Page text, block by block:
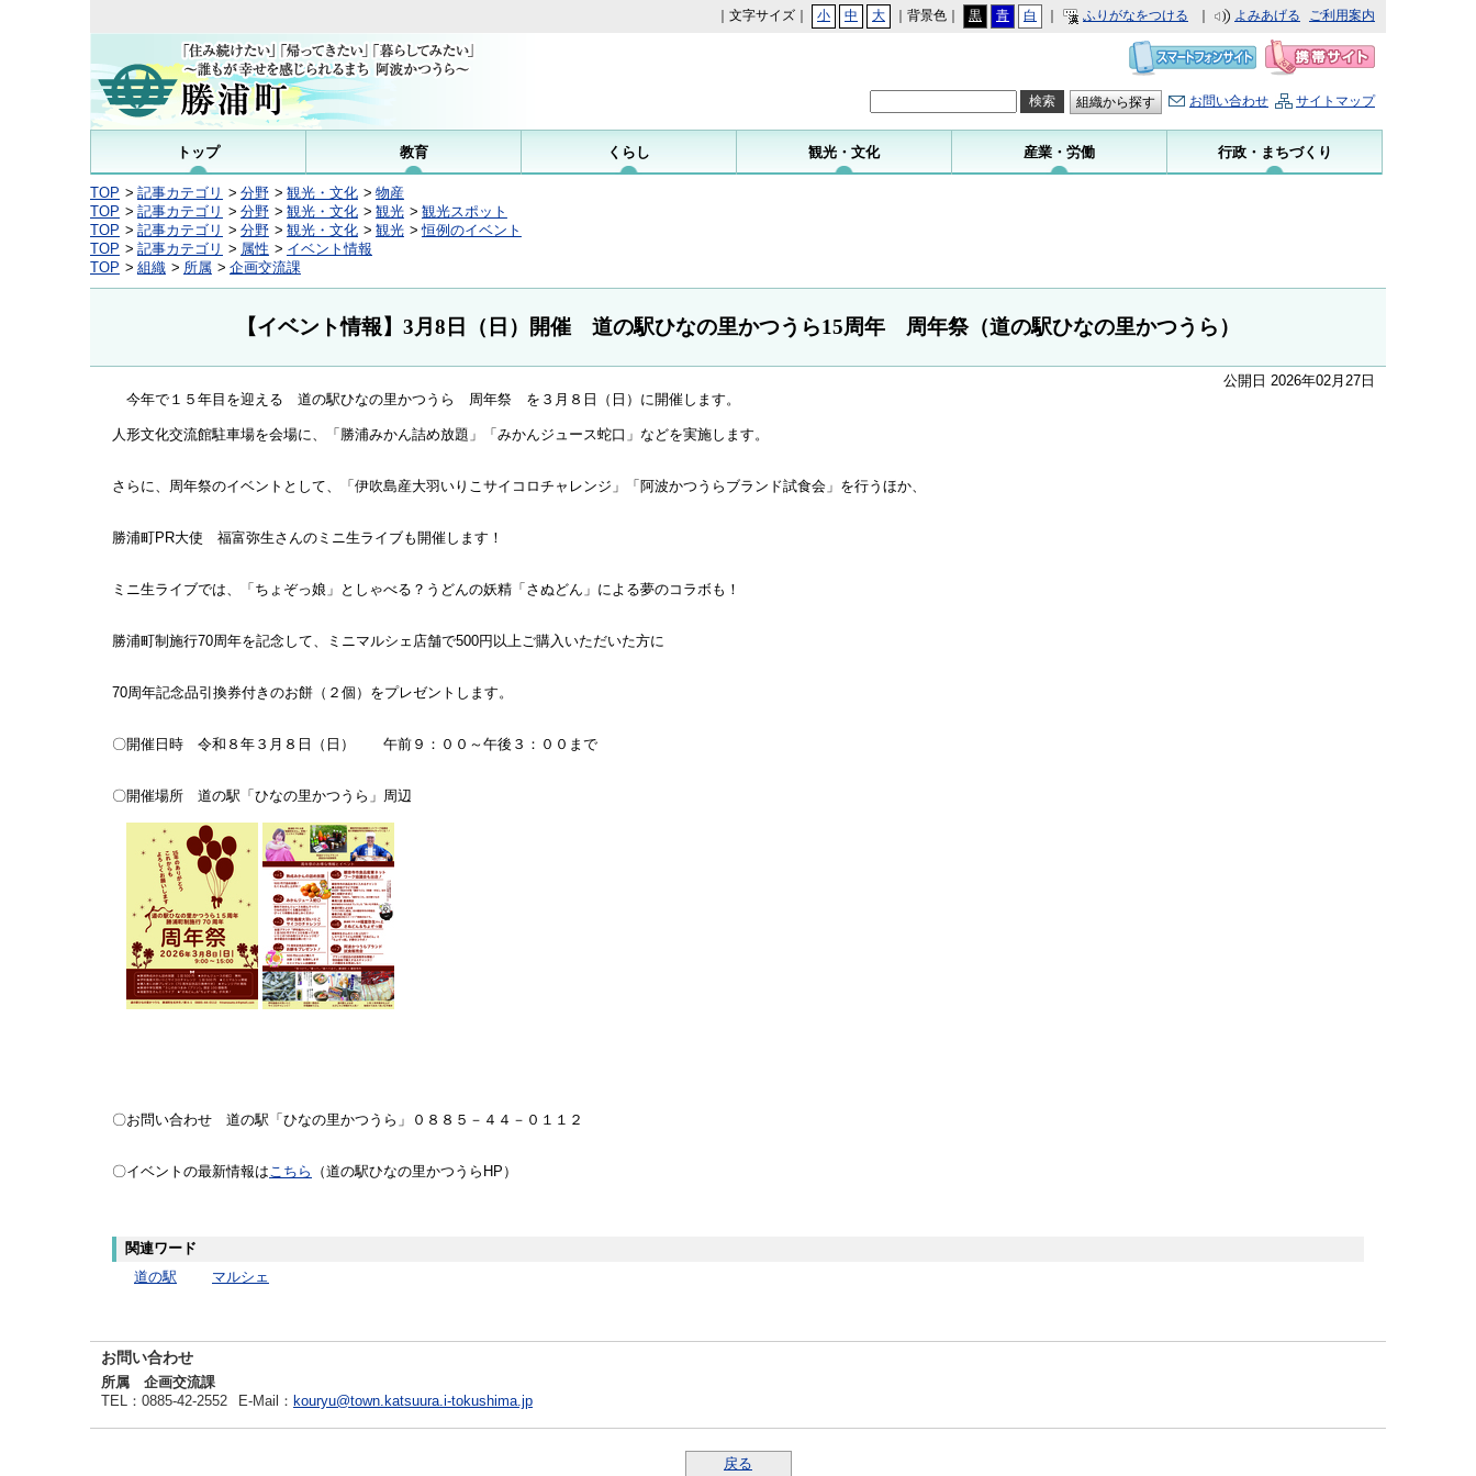
｜文字サイズ｜ 小 中 大 ｜背景色｜ 黒 青 白 ふりがなをつける よみあげる ご利用案内
組織から探す お問い合わせ サイトマップ
トップ 教育 くらし 観光・文化 産業・労働 行政・まちづくり
TOP 記事カテゴリ 分野 観光・文化
物産
TOP
記事カテゴリ 分野 観光・文化 観光
観光スポット
TOP
記事カテゴリ 分野 観光・文化 観光
恒例のイベント
TOP
記事カテゴリ 属性
イベント情報
TOP
組織 所属 企画交流課
【イベント情報】3月8日（日）開催 道の駅ひなの里かつうら15周年 周年祭（道の駅ひなの里かつうら）
公開日 2026年02月27日
今年で１５年目を迎える 道の駅ひなの里かつうら 周年祭 を３月８日（日）に開催します。
人形文化交流館駐車場を会場に、「勝浦みかん詰め放題」「みかんジュース蛇口」などを実施します。
さらに、周年祭のイベントとして、「伊吹島産大羽いりこサイコロチャレンジ」「阿波かつうらブランド試食会」を行うほか、
勝浦町PR大使 福富弥生さんのミニ生ライブも開催します！
ミニ生ライブでは、「ちょぞっ娘」としゃべる？うどんの妖精「さぬどん」による夢のコラボも！
勝浦町制施行70周年を記念して、ミニマルシェ店舗で500円以上ご購入いただいた方に
70周年記念品引換券付きのお餅（２個）をプレゼントします。
〇開催日時 令和８年３月８日（日） 午前９：００～午後３：００まで
〇開催場所 道の駅「ひなの里かつうら」周辺
〇お問い合わせ 道の駅「ひなの里かつうら」０８８５－４４－０１１２
〇イベントの最新情報はこちら （道の駅ひなの里かつうらHP）
関連ワード
道の駅 マルシェ
お問い合わせ
所属 企画交流課
TEL ：0885-42-2552 E-Mail ： kouryu@town.katsuura.i-tokushima.jp
戻る